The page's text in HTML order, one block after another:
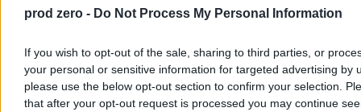
prod zero - Do Not Process My Personal Information
If you wish to opt-out of the sale, sharing to third parties, or
your personal or sensitive information for targeted advertising by
please use the below opt-out section to confirm your selection.
that after your opt-out request is processed you may continue